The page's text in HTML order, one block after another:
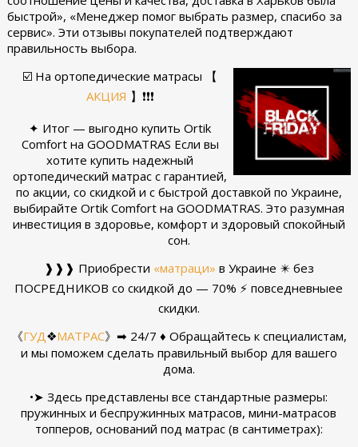
быстрой», «Менеджер помог выбрать размер, спасибо за
сервис». Эти отзывы покупателей подтверждают
правильность выбора.
☑️ На ортопедические матрасы
【
АКЦИЯ 】 ❗❗❗
✦ Итог — выгодно купить Ortik
Comfort на GOODMATRAS Если вы
хотите купить надежный
ортопедический матрас с гарантией,
по акции, со скидкой и с быстрой доставкой по Украине,
выбирайте Ortik Comfort на GOODMATRAS. Это разумная
инвестиция в здоровье, комфорт и здоровый спокойный
сон.
❱❱❱ Приобрести «матраци» в Украине ✴️ без
ПОСРЕДНИКОВ со скидкой до — 70% ⚡ повседневныее
скидки.
《ГУД ❖МАТРАС》➡ 24/7 ♦ Обращайтесь к специалистам,
и мы поможем сделать правильный выбор для вашего
дома.
•➤ Здесь представлены все стандартные размеры:
пружинных и беспружинных матрасов, мини-матрасов
топперов, оснований под матрас (в сантиметрах):